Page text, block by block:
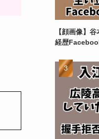
【顔画像】
経歴